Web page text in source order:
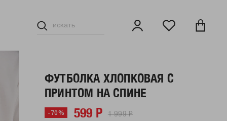
ФУТБОЛКА ХЛОПКОВАЯ С
ПРИНТОМ НА СПИНЕ
-70% 599 Р 1 999 Р